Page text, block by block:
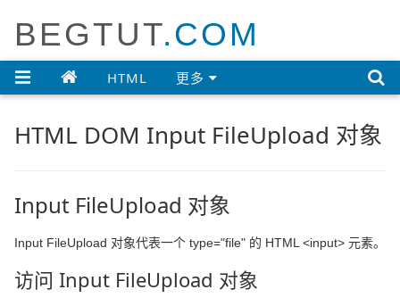
BEGTUT.COM
HTML 更多 
HTML DOM Input FileUpload 对象
Input FileUpload 对象
Input FileUpload 对象代表一个 type="file" 的 HTML <input> 元素。
访问 Input FileUpload 对象